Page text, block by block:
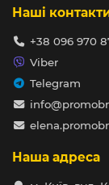
Наші
+38 096 970
Viber
Telegram
Наша адреса